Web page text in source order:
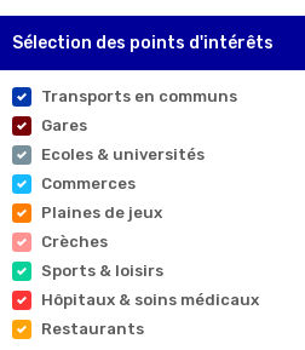
Sélection des points d'intérêts
Transports en communs
Gares
Ecoles & universités
Commerces
Plaines de jeux
Crèches
Sports & loisirs
Hôpitaux & soins médicaux
Restaurants